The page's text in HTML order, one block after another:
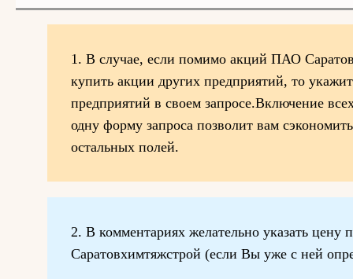
1. В случае, если помимо акций ПАО
купить акции других предприятий, то
предприятий в своем запросе.Включение
одну форму запроса позволит вам
остальных полей.
2. В комментариях желательно указать
Саратовхимтяжстрой (если Вы уже с ней